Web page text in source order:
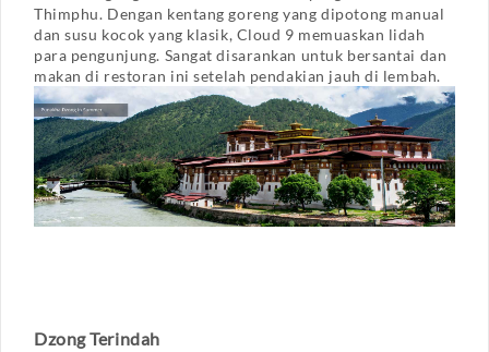
Thimphu. Dengan kentang goreng yang dipotong manual
dan susu kocok yang klasik, Cloud 9 memuaskan lidah
para pengunjung. Sangat disarankan untuk bersantai dan
makan di restoran ini setelah pendakian jauh di lembah.
Dzong Terindah